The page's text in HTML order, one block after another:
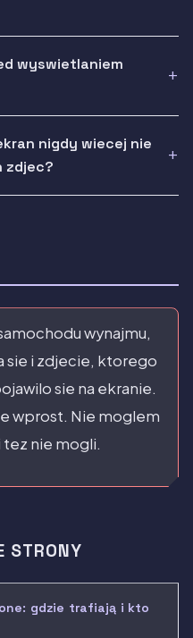
wyswietlaniem
nigdy wiecej nie
zdjec?
wynajmu,
sie i zdjecie, ktorego
sie na ekranie.
wprost. Nie moglem
nie mogli.
STRONY
gdzie trafiają i kto